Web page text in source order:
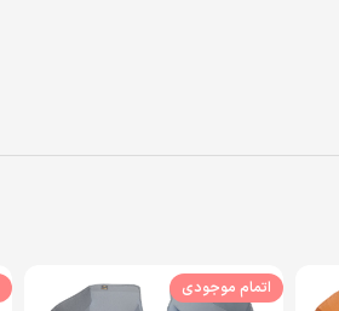
اتمام موجودی